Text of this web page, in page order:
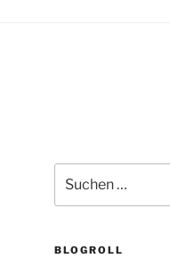
nach:
BLOGROLL